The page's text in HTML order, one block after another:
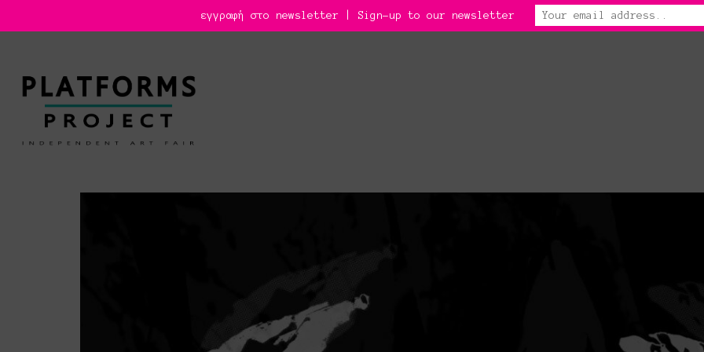
εγγραφή στο newsletter | Sign-up to our newsletter